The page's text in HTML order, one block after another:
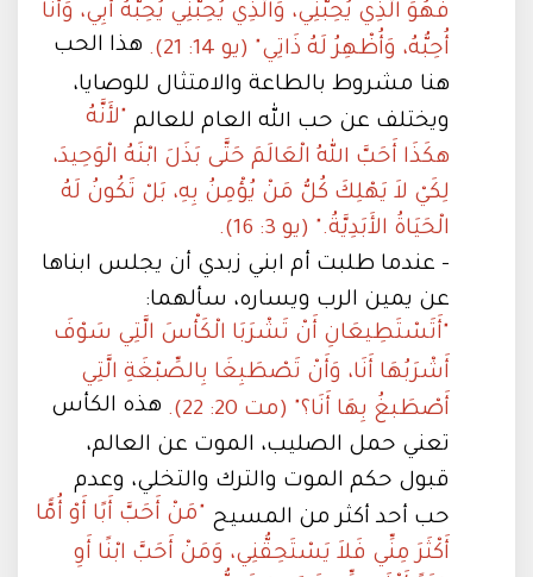
فَهُوَ الَّذِي يُحِبُّنِي، وَالَّذِي يُحِبُّنِي يُحِبُّهُ أَبِي، وَأَنَا
أُحِبُّهُ، وَأُظْهِرُ لَهُ ذَاتِي" (يو 14: 21).
هذا الحب
هنا مشروط بالطاعة والامتثال للوصايا،
ويختلف عن حب الله العام للعالم "لأَنَّهُ
هكَذَا أَحَبَّ اللهُ الْعَالَمَ حَتَّى بَذَلَ ابْنَهُ الْوَحِيدَ،
لِكَيْ لاَ يَهْلِكَ كُلُّ مَنْ يُؤْمِنُ بِهِ، بَلْ تَكُونُ لَهُ
الْحَيَاةُ الأَبَدِيَّةُ." (يو 3: 16).
- عندما طلبت أم ابني زبدي أن يجلس ابناها
عن يمين الرب ويساره، سألهما:
"أَتَسْتَطِيعَانِ أَنْ تَشْرَبَا الْكَأْسَ الَّتِي سَوْفَ
أَشْرَبُهَا أَنَا، وَأَنْ تَصْطَبِغَا بِالصِّبْغَةِ الَّتِي
أَصْطَبغُ بِهَا أَنَا؟" (مت 20: 22).
هذه الكأس
تعني حمل الصليب، الموت عن العالم،
قبول حكم الموت والترك والتخلي، وعدم
حب أحد أكثر من المسيح
"مَنْ أَحَبَّ أَبًا أَوْ أُمًّا
أَكْثَرَ مِنِّي فَلاَ يَسْتَحِقُّنِي، وَمَنْ أَحَبَّ ابْنًا أَوِ